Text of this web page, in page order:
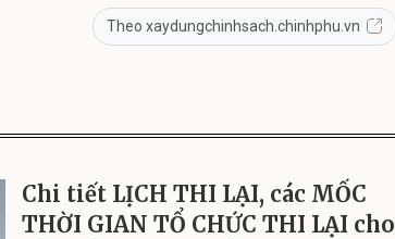
Theo xaydungchinhsach.chinhphu.vn
Chi tiết LỊCH THI LẠI, các MỐC
THỜI GIAN TỔ CHỨC THI LẠI cho